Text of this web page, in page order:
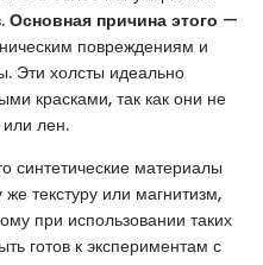
Основная причина этого —
повреждениям и
Эти холсты идеально
красками, так как они не
или лен.
синтетические материалы
же текстуру или магнитизм,
при использовании таких
готов к экспериментам с